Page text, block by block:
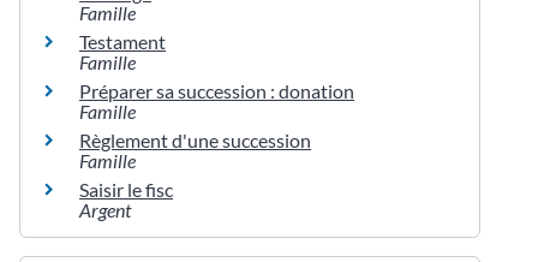
Famille
Testament
Famille
Préparer sa succession : donation
Famille
Règlement d'une succession
Famille
Saisir le fisc
Argent